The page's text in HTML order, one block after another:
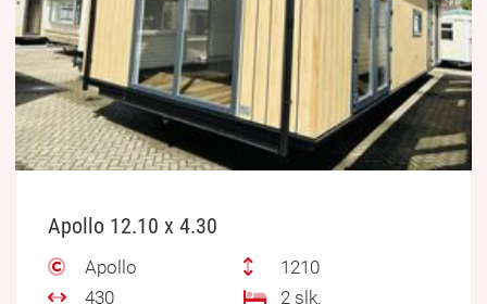
Apollo 12.10 x 4.30
Apollo
1210
430
2 slk.